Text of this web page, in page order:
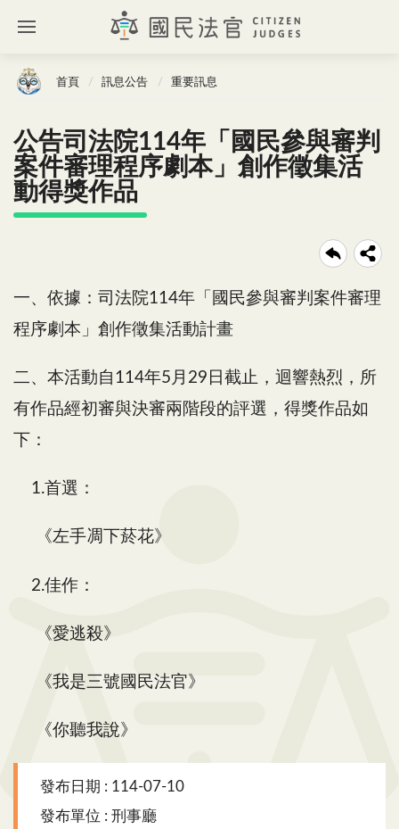
首頁 訊息公告 重要訊息
公告司法院114年「國民參與審判
案件審理程序劇本」創作徵集活
動得獎作品
一、依據：司法院114年「國民參與審判案件審理
程序劇本」創作徵集活動計畫
二、本活動自114年5月29日截止，迴響熱烈，所
有作品經初審與決審兩階段的評選，得獎作品如
下：
1.首選：
《左手凋下菸花》
2.佳作：
《愛逃殺》
《我是三號國民法官》
《你聽我說》
發布日期 : 114-07-10
發布單位 : 刑事廳